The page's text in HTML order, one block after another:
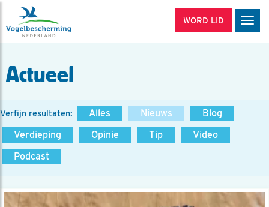
WORD LID
Actueel
Verfijn resultaten: Alles Nieuws
Blog
Verdieping
Opinie Tip
Video
Podcast